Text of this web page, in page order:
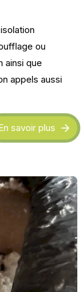
ou
ainsi que
appels aussi
savoir plus